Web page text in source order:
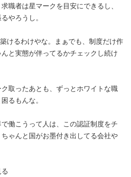
職者は星マークを目安にできるし、
やろうし。
けるわけやな。まぁでも、制度だけ作
と実態が伴ってるかチェックし続け
取ったあとも、ずっとホワイトな職
るもんな。
働こうって人は、この認証制度をチ
ゃんと国がお墨付き出してる会社や